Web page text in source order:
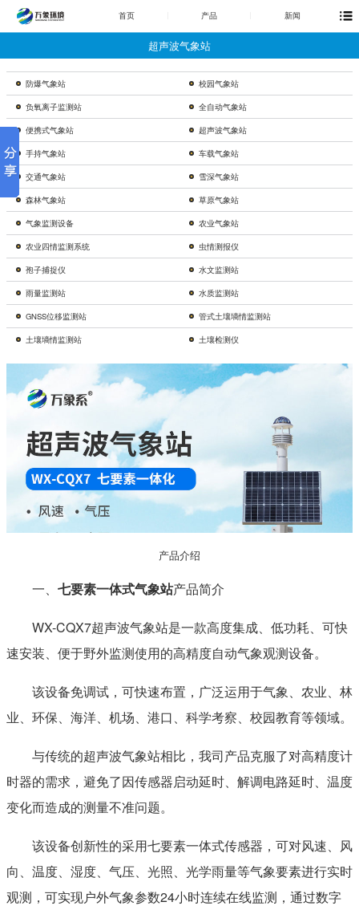
首页 产品 新闻
超声波气象站
防爆气象站 校园气象站
负氧离子监测站 全自动气象站
便携式气象站 超声波气象站
手持气象站 车载气象站
交通气象站 雪深气象站
森林气象站 草原气象站
气象监测设备 农业气象站
农业四情监测系统 虫情测报仪
孢子捕捉仪 水文监测站
雨量监测站 水质监测站
GNSS位移监测站 管式土壤墒情监测站
土壤墒情监测站 土壤检测仪
一、七要素一体式气象站
产品介绍
一、 七要素一体式气象站产品简介
WX-CQX7超声波气象站是一款高度集成、低功耗、可快
速安装、便于野外监测使用的高精度自动气象观测设备。
该设备免调试，可快速布置，广泛运用于气象、农业、林
业、环保、海洋、机场、港口、科学考察、校园教育等领域。
与传统的超声波气象站相比，我司产品克服了对高精度计
时器的需求，避免了因传感器启动延时、解调电路延时、温度
变化而造成的测量不准问题。
该设备创新性的采用七要素一体式传感器，可对风速、风
向、温度、湿度、气压、光照、光学雨量等气象要素进行实时
观测，可实现户外气象参数24小时连续在线监测，通过数字